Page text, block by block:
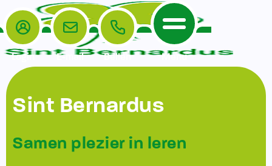
Home
De School
Veiligheidsplan
Het Team
Ouders
TussenSchoolse Opvang (TSO)
Login E-mail Bellen Menu
Sint Bernardus
Samen plezier in leren